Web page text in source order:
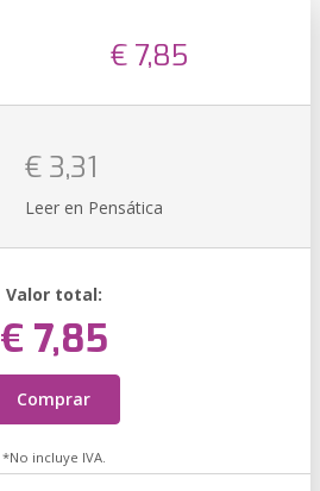
€ 7,85
€ 3,31
Leer en Pensática
Valor total:
€ 7,85
Comprar
*No incluye IVA.